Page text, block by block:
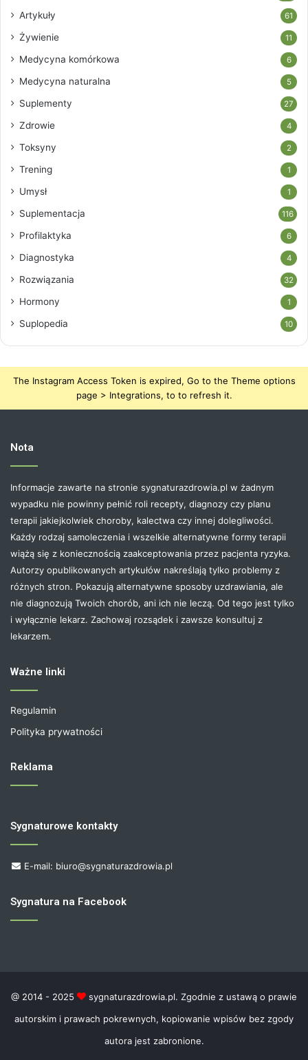
Artykuły 61
Żywienie 11
Medycyna komórkowa 6
Medycyna naturalna 5
Suplementy 27
Zdrowie 4
Toksyny 2
Trening 1
Umysł 1
Suplementacja 116
Profilaktyka 6
Diagnostyka 4
Rozwiązania 32
Hormony 1
Suplopedia 10
The Instagram Access Token is expired, Go to the Theme options
page > Integrations, to to refresh it.
Nota
Informacje zawarte na stronie sygnaturazdrowia.pl w żadnym
wypadku nie powinny pełnić roli recepty, diagnozy czy planu
terapii jakiejkolwiek choroby, kalectwa czy innej dolegliwości.
Każdy rodzaj samoleczenia i wszelkie alternatywne formy terapii
wiążą się z koniecznością zaakceptowania przez pacjenta ryzyka.
Autorzy opublikowanych artykułów nakreślają tylko problemy z
różnych stron. Pokazują alternatywne sposoby uzdrawiania, ale
nie diagnozują Twoich chorób, ani ich nie leczą. Od tego jest tylko
i wyłącznie lekarz. Zachowaj rozsądek i zawsze konsultuj z
lekarzem.
Ważne linki
Regulamin
Polityka prywatności
Reklama
Sygnaturowe kontakty
E-mail: biuro@sygnaturazdrowia.pl
Sygnatura na Facebook
@ 2014 - 2025
sygnaturazdrowia.pl. Zgodnie z ustawą o prawie
autorskim i prawach pokrewnych, kopiowanie wpisów bez zgody
autora jest zabronione.